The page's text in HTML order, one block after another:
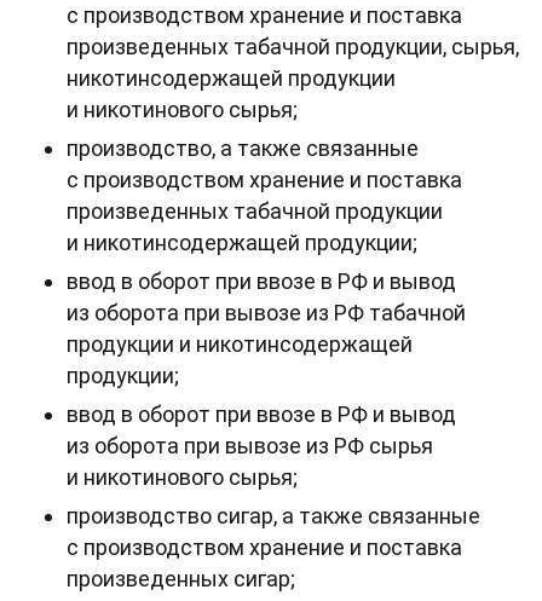
с производством хранение и поставка
произведенных табачной продукции, сырья,
никотинсодержащей продукции
и никотинового сырья;
производство, а также связанные
с производством хранение и поставка
произведенных табачной продукции
и никотинсодержащей продукции;
ввод в оборот при ввозе в РФ и вывод
из оборота при вывозе из РФ табачной
продукции и никотинсодержащей
продукции;
ввод в оборот при ввозе в РФ и вывод
из оборота при вывозе из РФ сырья
и никотинового сырья;
производство сигар, а также связанные
с производством хранение и поставка
произведенных сигар;